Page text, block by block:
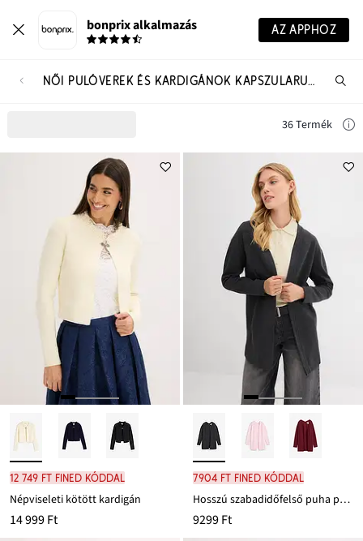
bonprix alkalmazás AZ APPHOZ
NŐI PULÓVEREK ÉS KARDIGÁNOK KAPSZULARUHATÁR
36 Termék
12 749 Ft FINED kóddal
Népviseleti kötött kardigán
14 999 Ft
7904 Ft FINED kóddal
Hosszú szabadidőfelső puha pamut keverékből
9299 Ft